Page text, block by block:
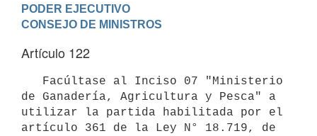
PODER EJECUTIVO
Artículo 122
de Ganadería, Agricultura y Pesca" a
utilizar la partida habilitada por el
artículo 361 de la Ley N° 18.719, de